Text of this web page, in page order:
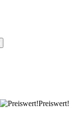
Preiswert!